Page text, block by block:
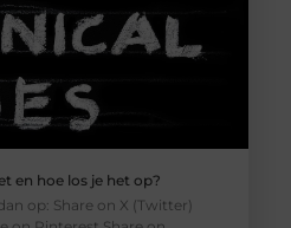
en hoe los je het op?
op: Share on X (Twitter)